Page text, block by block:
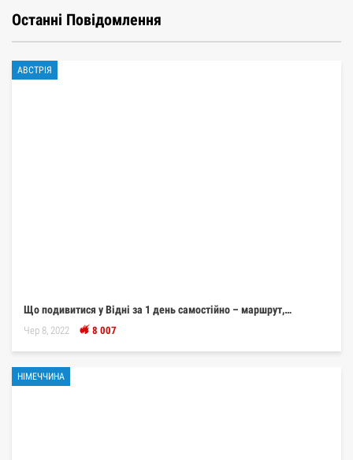
Останні Повідомлення
АВСТРІЯ
Що подивитися у Відні за 1 день самостійно – маршрут,…
Чер 8, 2022 8 007
НІМЕЧЧИНА